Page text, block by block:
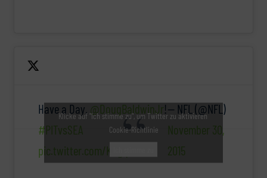
Have a Day, @DougBaldwinJr!
#PITvsSEA
pic.twitter.com/KfqjqfeFBt
— NFL (@NFL)
November 30,
2015
Klicke auf "Ich stimme zu", um Twitter zu aktivieren
Cookie-Richtlinie